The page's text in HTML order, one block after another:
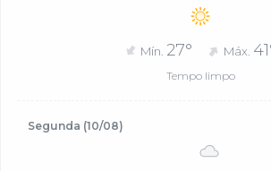
Mín. 27° Máx.
Tempo limpo
Segunda (10/08)